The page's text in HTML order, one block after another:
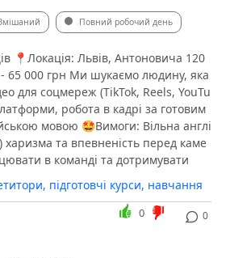
Повний робочий день
📍Локація: Львів, Антоновича 120
65 000 грн Ми шукаємо людину, яка
для соцмереж (TikTok, Reels, YouTu
робота в кадрі за готовим
мовою 🤩Вимоги: Вільна англі
харизма та впевненість перед каме
в команді та дотримувати
підготовчі курси, навчання
0
0